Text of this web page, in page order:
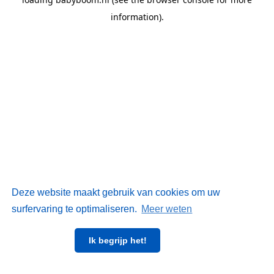
Deze website maakt gebruik van cookies om uw
surfervaring te optimaliseren. Meer weten
Ik begrijp het!
information).